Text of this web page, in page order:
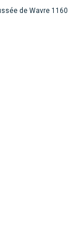
de Wavre 1160